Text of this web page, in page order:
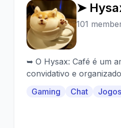
➤
➤
101
➥ O Hysax: Café é um
convidativo e
Gaming Chat Jogos